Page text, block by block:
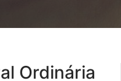
Ordinária